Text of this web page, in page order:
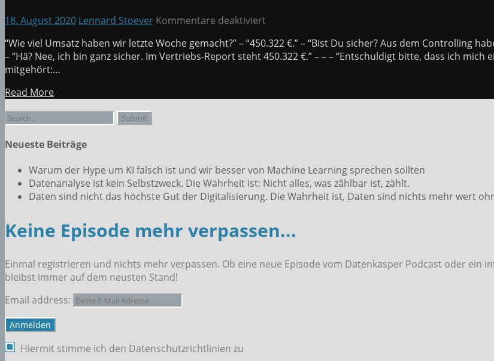
18. August 2020 Lennard Stoever Kommentare deaktiviertfür
Mitarbeiter
haben
von
sie
haben
fünf
(das
vier
“Wie viel Umsatz haben wir letzte Woche gemacht?” – “450.322 €.” – “Bist Du sicher? Aus dem Controlling
– “Hä? Nee, ich bin ganz sicher. Im Vertriebs-Report steht 450.322 €.” – – – “Entschuldigt bitte, dass ich
mitgehört:…
Read More
Search
for:
Neueste Beiträge
Warum der Hype um KI falsch ist und wir besser von Machine Learning sprechen sollten
Datenanalyse ist kein Selbstzweck. Die Wahrheit ist: Nicht alles, was zählbar ist, zählt.
Daten sind nicht das höchste Gut der Digitalisierung. Die Wahrheit ist, Daten sind nichts mehr wert
Keine Episode mehr verpassen...
Einmal registrieren und nichts mehr verpassen. Ob eine neue Episode vom Datenkasper Podcast oder ein
bleibst immer auf dem neusten Stand!
Email address:
Hiermit stimme ich den Datenschutzrichtlinien zu